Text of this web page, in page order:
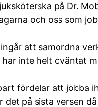
på Dr.
och oss som
att samordna
inte helt oväntat
fördelar att jobba
det på sista versen